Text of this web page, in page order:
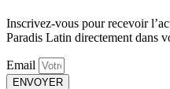
Inscrivez-vous pour recevoir
Paradis Latin directement dans
Email
ENVOYER